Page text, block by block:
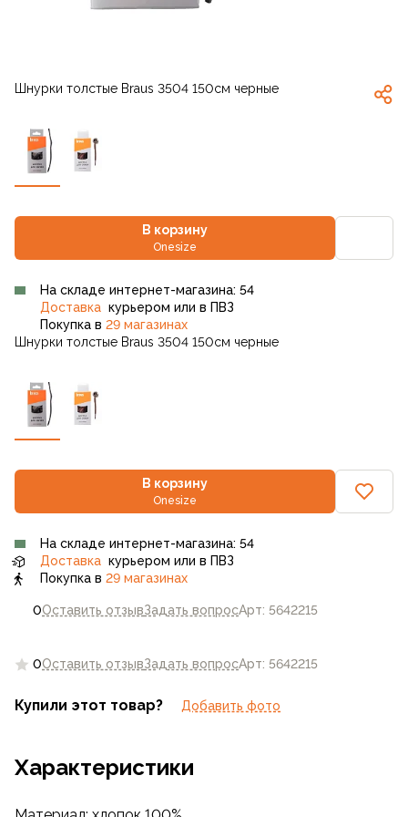
Шнурки толстые Braus 3504 150см черные
В корзину
Onesize
0Оставить отзывЗадать вопросАрт: 5642215
На складе интернет-магазина: 54
Доставка курьером или в ПВЗ
Покупка в 29 магазинах
Шнурки толстые Braus 3504 150см черные
В корзину
Onesize
0Оставить отзывЗадать вопросАрт: 5642215
На складе интернет-магазина: 54
Доставка курьером или в ПВЗ
Покупка в 29 магазинах
Купили этот товар? Добавить фото
Характеристики